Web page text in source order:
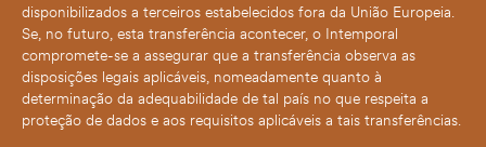
disponibilizados a terceiros estabelecidos fora da União Europeia.
Se, no futuro, esta transferência acontecer, o Intemporal
compromete-se a assegurar que a transferência observa as
disposições legais aplicáveis, nomeadamente quanto à
determinação da adequabilidade de tal país no que respeita a
proteção de dados e aos requisitos aplicáveis a tais transferências.